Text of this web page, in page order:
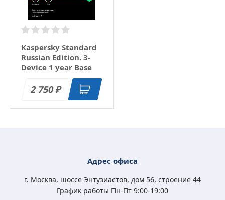
Kaspersky Standard
Russian Edition. 3-
Device 1 year Base
Download Pack
2 750₽
Адрес офиса
г. Москва, шоссе Энтузиастов, дом 56, строение 44
График работы Пн-Пт 9:00-19:00